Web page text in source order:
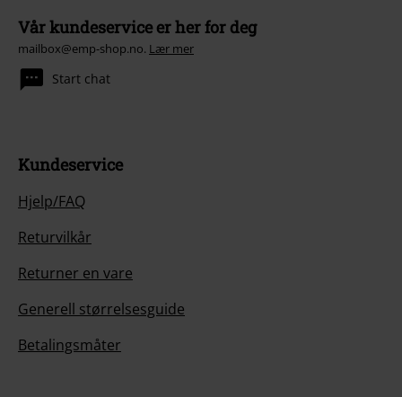
Vår kundeservice er her for deg
mailbox@emp-shop.no. Lær mer
Start chat
Kundeservice
Hjelp/FAQ
Returvilkår
Returner en vare
Generell størrelsesguide
Betalingsmåter